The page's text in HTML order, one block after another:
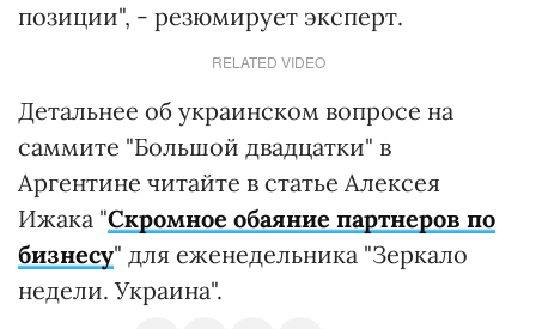
позиции", - резюмирует эксперт.
RELATED VIDEO
Детальнее об украинском вопросе на
саммите "Большой двадцатки" в
Аргентине читайте в статье Алексея
Ижака "Скромное обаяние партнеров по
бизнесу" для еженедельника "Зеркало
недели. Украина".